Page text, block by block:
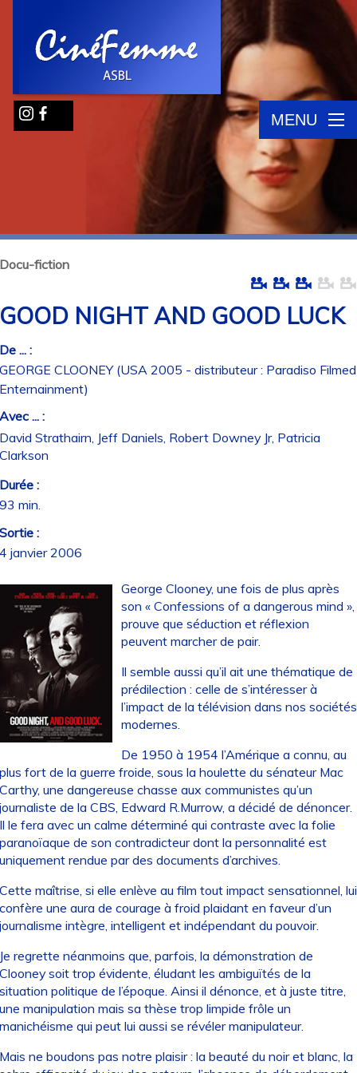
MENU
fiction
NIGHT AND GOOD LUCK
... :
CLOONEY (USA 2005 - distributeur : Paradiso Filmed
... :
Strathairn, Jeff Daniels, Robert Downey Jr, Patricia
:
min.
:
janvier 2006
George Clooney, une fois de plus après
son « Confessions of a dangerous mind »,
prouve que séduction et réflexion
peuvent marcher de pair.
Il semble aussi qu’il ait une thématique de
prédilection : celle de s’intéresser à
l’impact de la télévision dans nos sociétés
modernes.
De 1950 à 1954 l’Amérique a connu, au
fort de la guerre froide, sous la houlette du sénateur Mac
une dangereuse chasse aux communistes qu’un
de la CBS, Edward R.Murrow, a décidé de dénoncer.
le fera avec un calme déterminé qui contraste avec la folie
de son contradicteur dont la personnalité est
rendue par des documents d’archives.
maîtrise, si elle enlève au film tout impact sensationnel, lui
une aura de courage à froid plaidant en faveur d’un
intègre, intelligent et indépendant du pouvoir.
regrette néanmoins que, parfois, la démonstration de
soit trop évidente, éludant les ambiguïtés de la
politique de l’époque. Ainsi il dénonce, et à juste titre,
manipulation mais sa thèse trop limpide frôle un
qui peut lui aussi se révéler manipulateur.
ne boudons pas notre plaisir : la beauté du noir et blanc, la